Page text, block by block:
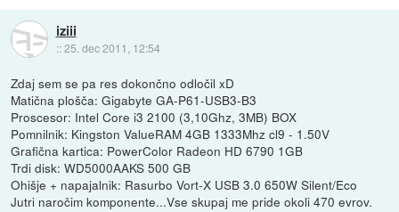
iziii
::25. dec 2011, 12:54
Zdaj sem se pa res dokončno odločil xD
Matična plošča: Gigabyte GA-P61-USB3-B3
Proscesor: Intel Core i3 2100 (3,10Ghz, 3MB) BOX
Pomnilnik: Kingston ValueRAM 4GB 1333Mhz cl9 - 1.50V
Grafična kartica: PowerColor Radeon HD 6790 1GB
Trdi disk: WD5000AAKS 500 GB
Ohišje + napajalnik: Rasurbo Vort-X USB 3.0 650W Silent/Eco
Jutri naročim komponente...Vse skupaj me pride okoli 470 evrov.